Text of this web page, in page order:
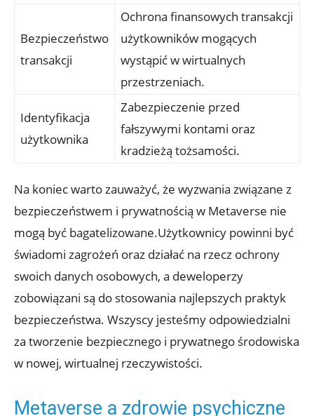
Bezpieczeństwo
transakcji
Ochrona finansowych transakcji
użytkowników mogących
wystąpić w wirtualnych
przestrzeniach.
Identyfikacja
użytkownika
Zabezpieczenie przed
fałszywymi kontami oraz
kradzieżą tożsamości.
Na koniec warto zauważyć, że wyzwania związane z
bezpieczeństwem i prywatnością w Metaverse nie
mogą być bagatelizowane.Użytkownicy powinni być
świadomi zagrożeń oraz działać na rzecz ochrony
swoich danych osobowych, a deweloperzy
zobowiązani są do stosowania najlepszych praktyk
bezpieczeństwa. Wszyscy jesteśmy odpowiedzialni
za tworzenie bezpiecznego i prywatnego środowiska
w nowej, wirtualnej rzeczywistości.
Metaverse a zdrowie psychiczne